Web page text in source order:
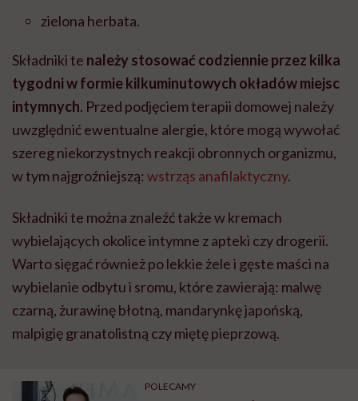
zielona herbata.
Składniki te należy stosować codziennie przez kilka
tygodni w formie kilkuminutowych okładów miejsc
intymnych. Przed podjęciem terapii domowej należy
uwzględnić ewentualne alergie, które mogą wywołać
szereg niekorzystnych reakcji obronnych organizmu,
w tym najgroźniejszą: wstrząs anafilaktyczny.
Składniki te można znaleźć także w kremach
wybielających okolice intymne z apteki czy drogerii.
Warto sięgać również po lekkie żele i gęste maści na
wybielanie odbytu i sromu, które zawierają: malwę
czarną, żurawinę błotną, mandarynkę japońską,
malpigię granatolistną czy miętę pieprzową.
POLECAMY